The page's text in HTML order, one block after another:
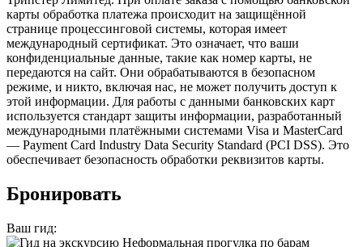
карты обработка платежа происходит на защищённой
странице процессинговой системы, которая имеет
международный сертификат. Это означает, что ваши
конфиденциальные данные, такие как номер карты, не
передаются на сайт. Они обрабатываются в безопасном
режиме, и никто, включая нас, не может получить доступ к
этой информации. Для работы с данными банковских карт
используется стандарт защиты информации, разработанный
международными платёжными системами Visa и MasterCard
— Payment Card Industry Data Security Standard (PCI DSS). Это
обеспечивает безопасность обработки реквизитов карты.
Бронировать
Ваш гид: